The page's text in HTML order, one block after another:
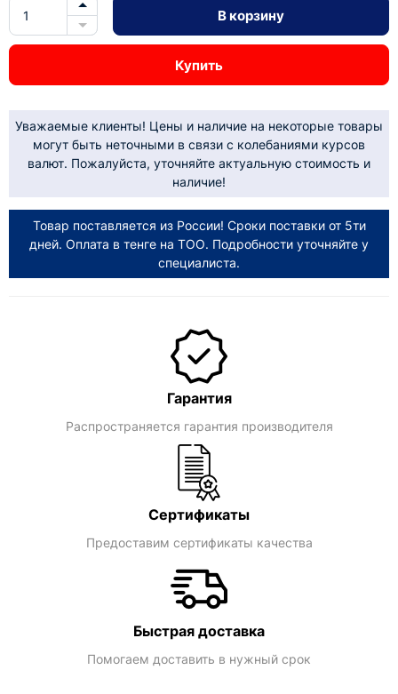
В корзину
Купить
Уважаемые клиенты! Цены и наличие на некоторые товары
могут быть неточными в связи с колебаниями курсов
валют. Пожалуйста, уточняйте актуальную стоимость и
наличие!
Товар поставляется из России! Сроки поставки от 5ти
дней. Оплата в тенге на ТОО. Подробности уточняйте у
специалиста.
Гарантия
Распространяется гарантия производителя
Сертификаты
Предоставим сертификаты качества
Быстрая доставка
Помогаем доставить в нужный срок